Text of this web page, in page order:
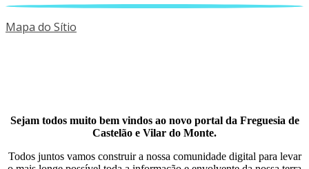
Mapa do Sítio
Sejam todos muito bem vindos ao novo portal da Freguesia de
Castelão e Vilar do Monte.
Todos juntos vamos construir a nossa comunidade digital para levar